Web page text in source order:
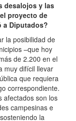
desalojos y las
proyecto de
a Diputados?
la posibilidad de
–que hoy
de 2.200 en el
muy difícil llevar
que requiera
correspondiente.
afectados son los
campesinas e
la